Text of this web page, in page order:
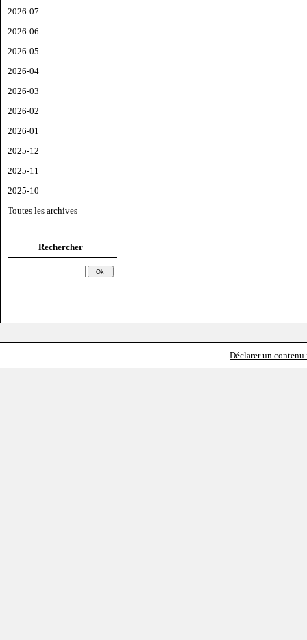
2026-07
2026-06
2026-05
2026-04
2026-03
2026-02
2026-01
2025-12
2025-11
2025-10
Toutes les archives
Rechercher
Déclarer un